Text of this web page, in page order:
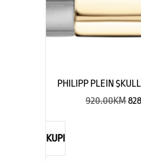
PHILIPP PLEIN
920.00KM
KUPI